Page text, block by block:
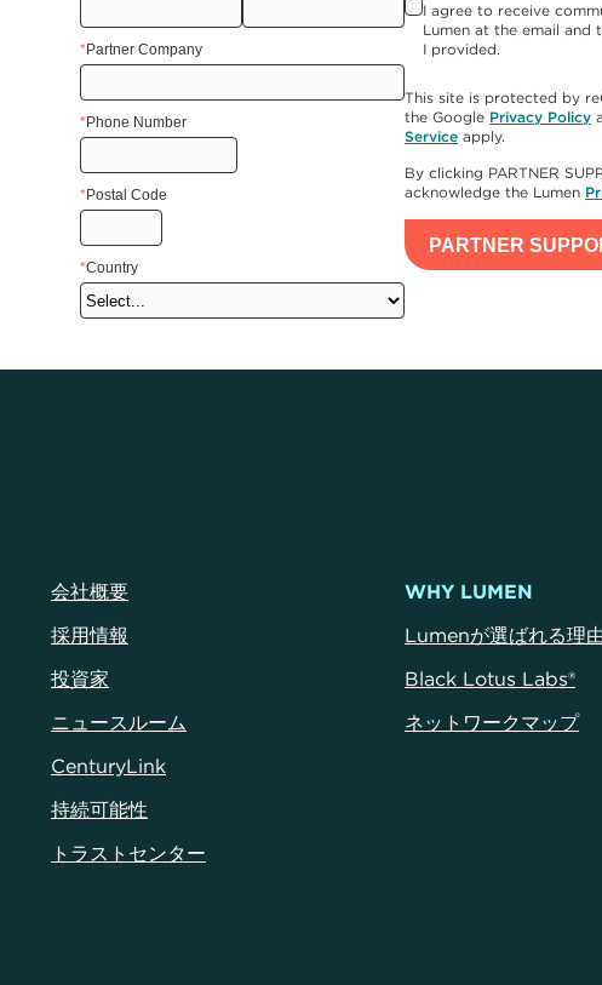
*Partner Company
*Phone Number
*Postal Code
*Country
I agree to receive
Lumen at the email and
I provided.
This site is protected by
the Google Privacy Policy
Service apply.
By clicking PARTNER
acknowledge the Lumen
PARTNER
会社概要
採用情報
投資家
ニュースルーム
CenturyLink
持続可能性
トラストセンター
WHY LUMEN
Lumenが選ばれる理
Black Lotus Labs®
ネットワークマップ